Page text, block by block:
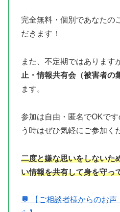
完全無料・個別であなたの
だきます！
また、不定期ではあります
止・情報共有会（被害者の
ます。
参加は自由・匿名でOKで
う時はぜひ気軽にご参加く
二度と嫌な思いをしないた
い情報を共有して身を守っ
💬 【ご相談者様からのお声